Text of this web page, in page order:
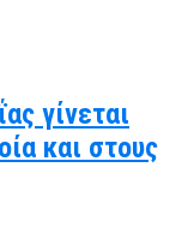
γίνεται
και στους